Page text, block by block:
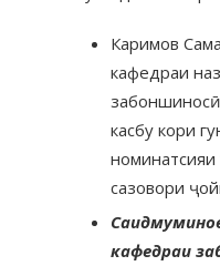
Каримов
кафедраи
касбу кори
номинатсияи
сазовори
кафедраи